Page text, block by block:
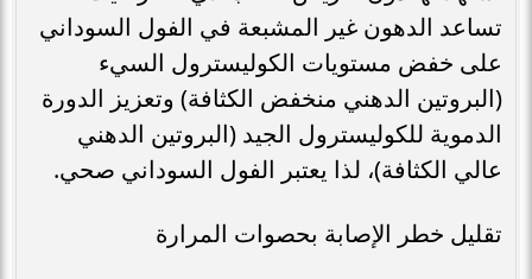
تساعد الدهون غير المشبعة في الفول السوداني
على خفض مستويات الكوليسترول السيء
(البروتين الدهني منخفض الكثافة) وتعزيز الدورة
الدموية للكوليسترول الجيد (البروتين الدهني
عالي الكثافة)، لذا يعتبر الفول السوداني صحي.
تقليل خطر الإصابة بحصوات المرارة